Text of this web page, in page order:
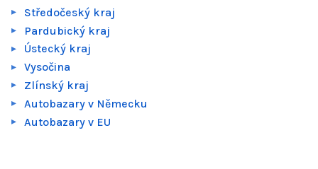
Středočeský kraj
Pardubický kraj
Ústecký kraj
Vysočina
Zlínský kraj
Autobazary v Německu
Autobazary v EU